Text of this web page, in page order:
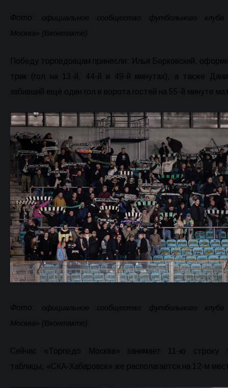
Фото: официальное сообщество футбольного клуба
Москва» (Вконтакте)
Победу торпедовцам принесли: Илья Берковский,
трик (гол на 13-й, 44-й и 49-й минутах), а также
забивший ещё один гол в ворота гостей на 55-й минуте
Фото: официальное сообщество футбольного клуба
Москва» (Вконтакте)
Сейчас «Торпедо Москва» занимает 11-ю строку
таблицы, «СКА-Хабаровск» же располагается на 12-м